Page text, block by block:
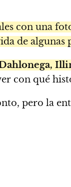
con una
de algunas
con qué
pero la